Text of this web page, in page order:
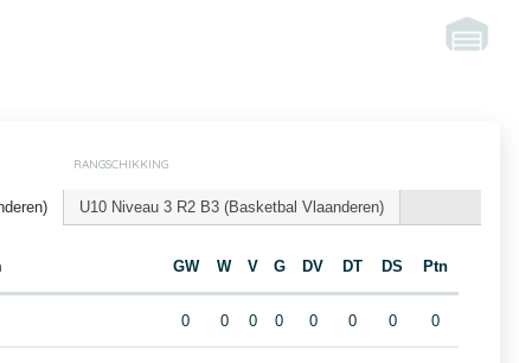
RANGSCHIKKING
U10 Niveau 3 R2 B3 (Basketbal Vlaanderen)
GW W V G DV DT DS Ptn
0 0 0 0 0 0 0 0